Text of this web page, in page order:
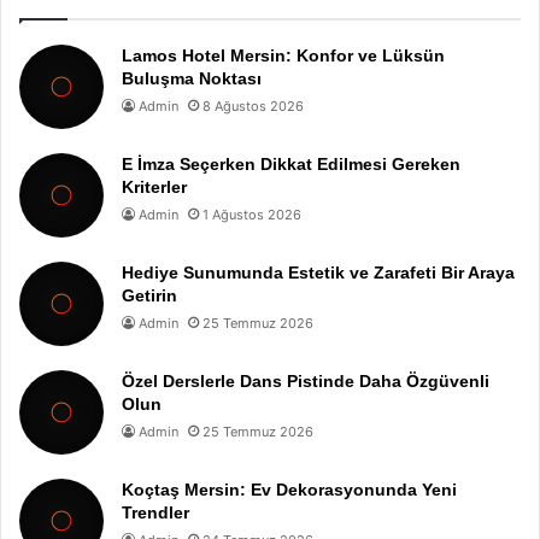
Lamos Hotel Mersin: Konfor ve Lüksün
Buluşma Noktası
Admin 8 Ağustos 2026
E İmza Seçerken Dikkat Edilmesi Gereken
Kriterler
Admin 1 Ağustos 2026
Hediye Sunumunda Estetik ve Zarafeti Bir Araya
Getirin
Admin 25 Temmuz 2026
Özel Derslerle Dans Pistinde Daha Özgüvenli
Olun
Admin 25 Temmuz 2026
Koçtaş Mersin: Ev Dekorasyonunda Yeni
Trendler